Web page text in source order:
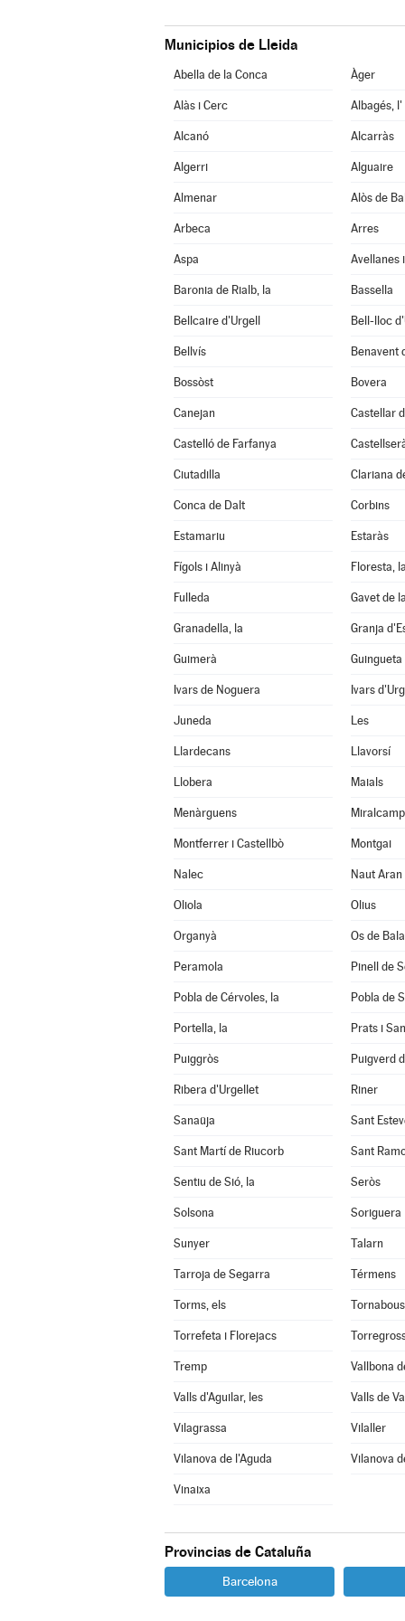
Municipios de Lleida
Abella de la Conca Àger
Alàs i Cerc Albagés, l'
Alcanó Alcarràs
Algerri Alguaire
Almenar Alòs de
Arbeca Arres
Aspa Avellanes
Baronia de Rialb, la Bassella
Bellcaire d'Urgell Bell-lloc
Bellvís Benavent
Bossòst Bovera
Canejan Castellar
Castelló de Farfanya
Ciutadilla Clariana
Conca de Dalt Corbins
Estamariu Estaràs
Fígols i Alinyà Floresta, la
Fulleda Gavet de
Granadella, la Granja
Guimerà Guingueta
Ivars de Noguera Ivars
Juneda Les
Llardecans Llavorsí
Llobera Maials
Menàrguens Miralcamp
Montferrer i Castellbò Montgai
Nalec Naut Aran
Oliola Olius
Organyà Os de
Peramola Pinell de
Pobla de Cérvoles, la Pobla de
Portella, la Prats i
Puiggròs Puigverd
Ribera d'Urgellet Riner
Sanaüja Sant
Sant Martí de Riucorb Sant
Sentiu de Sió, la Seròs
Solsona Soriguera
Sunyer Talarn
Tarroja de Segarra Térmens
Torms, els Tornabous
Torrefeta i Florejacs
Tremp Vallbona
Valls d'Aguilar, les Valls de
Vilagrassa Vilaller
Vilanova de l'Aguda Vilanova
Vinaixa
Provincias de Cataluña
Barcelona